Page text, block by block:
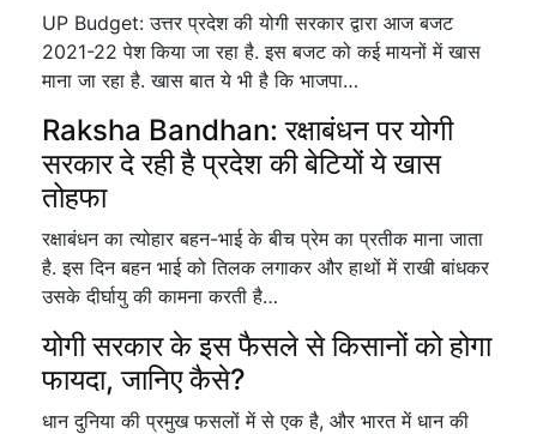
UP Budget: उत्तर प्रदेश की योगी सरकार द्वारा आज बजट
2021-22 पेश किया जा रहा है. इस बजट को कई मायनों में खास
माना जा रहा है. खास बात ये भी है कि भाजपा…
Raksha Bandhan: रक्षाबंधन पर योगी
सरकार दे रही है प्रदेश की बेटियों ये खास
तोहफा
रक्षाबंधन का त्योहार बहन-भाई के बीच प्रेम का प्रतीक माना जाता
है. इस दिन बहन भाई को तिलक लगाकर और हाथों में राखी बांधकर
उसके दीर्घायु की कामना करती है…
योगी सरकार के इस फैसले से किसानों को होगा
फायदा, जानिए कैसे?
धान दुनिया की प्रमुख फसलों में से एक है, और भारत में धान की